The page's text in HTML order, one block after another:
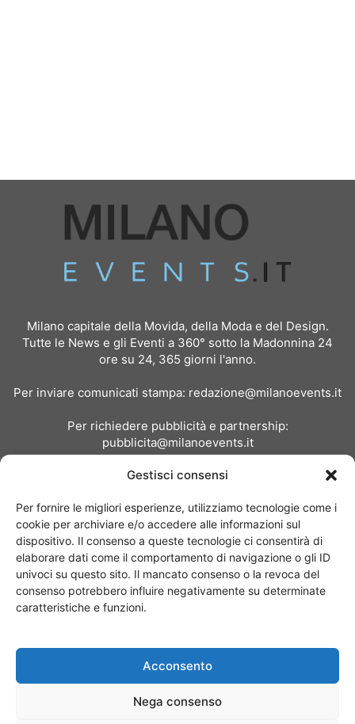
Gestisci consensi
Per fornire le migliori esperienze, utilizziamo tecnologie come i
cookie per archiviare e/o accedere alle informazioni sul
dispositivo. Il consenso a queste tecnologie ci consentirà di
elaborare dati come il comportamento di navigazione o gli ID
univoci su questo sito. Il mancato consenso o la revoca del
consenso potrebbero influire negativamente su determinate
caratteristiche e funzioni.
Acconsento
Nega consenso
Milano capitale della Movida, della Moda e del Design.
Tutte le News e gli Eventi a 360° sotto la Madonnina 24
ore su 24, 365 giorni l'anno.
Per inviare comunicati stampa: redazione@milanoevents.it
Per richiedere pubblicità e partnership:
pubblicita@milanoevents.it
Chi siamo I Nostri Clienti
© Copyright 2017 - MilanoEvents.it© managed by